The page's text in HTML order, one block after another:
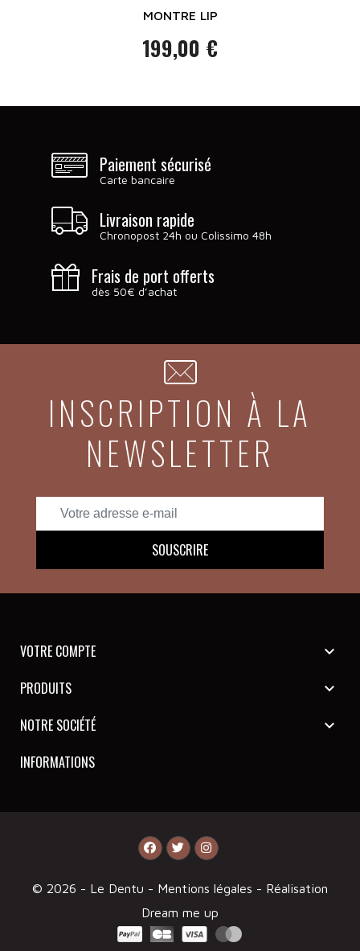
MONTRE LIP
Prix
199,00 €
Paiement sécurisé
Carte bancaire
Livraison rapide
Chronopost 24h ou Colissimo 48h
Frais de port offerts
dès 50€ d’achat
INSCRIPTION À LA
NEWSLETTER
VOTRE COMPTE

PRODUITS

NOTRE SOCIÉTÉ

INFORMATIONS
© 2026 - Le Dentu - Mentions légales - Réalisation
Dream me up